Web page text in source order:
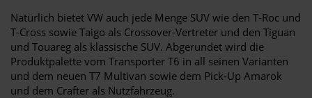
Natürlich bietet VW auch jede Menge SUV wie den T-Roc und
T-Cross sowie Taigo als Crossover-Vertreter und den Tiguan
und Touareg als klassische SUV. Abgerundet wird die
Produktpalette vom Transporter T6 in all seinen Varianten
und dem neuen T7 Multivan sowie dem Pick-Up Amarok
und dem Crafter als Nutzfahrzeug.